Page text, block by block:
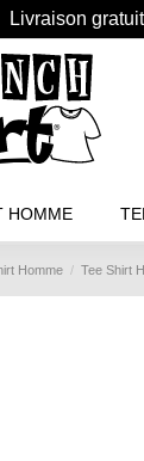
Livraison
HOMME
Homme Tee Shirt